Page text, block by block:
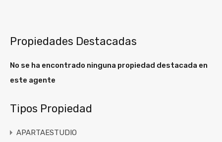
Propiedades Destacadas
No se ha encontrado ninguna propiedad destacada en
este agente
Tipos Propiedad
APARTAESTUDIO